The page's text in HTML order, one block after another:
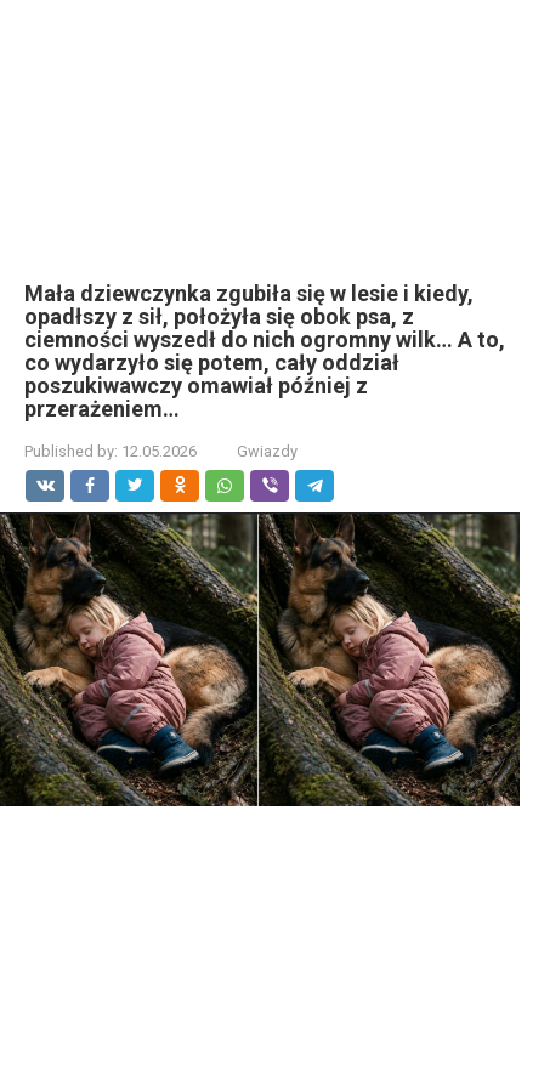
Mała dziewczynka zgubiła się w lesie i kiedy,
opadłszy z sił, położyła się obok psa, z
ciemności wyszedł do nich ogromny wilk… A to,
co wydarzyło się potem, cały oddział
poszukiwawczy omawiał później z
przerażeniem…
Published by: 12.05.2026 Gwiazdy